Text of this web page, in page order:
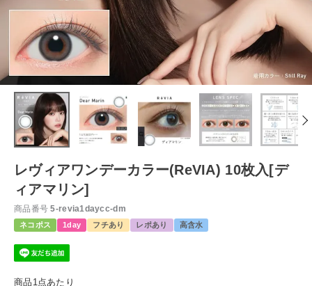
レヴィアワンデーカラー(ReVIA) 10枚入[デ
ィアマリン]
商品番号 5-revia1daycc-dm
ネコポス 1day フチあり レポあり 高含水
商品1点あたり